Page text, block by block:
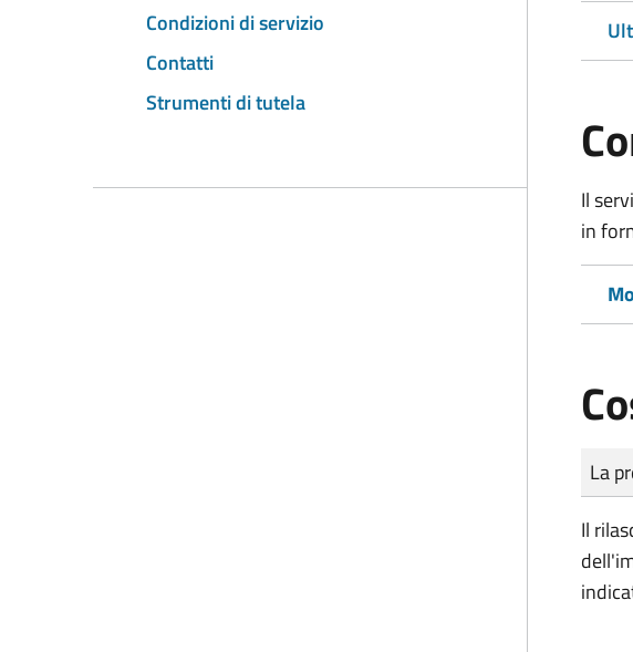
Condizioni di servizio
Contatti
Strumenti di tutela
Il
in
Tipo
La
Il